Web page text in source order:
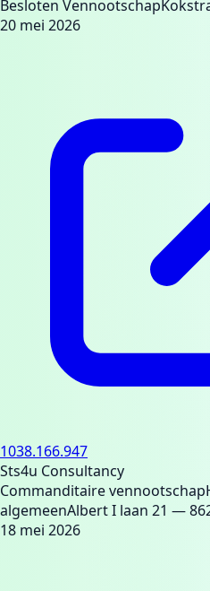
Besloten Vennootschap
20 mei 2026
1038.166.947
Sts4u Consultancy
Commanditaire vennootschap
algemeenAlbert I laan 21 —
18 mei 2026